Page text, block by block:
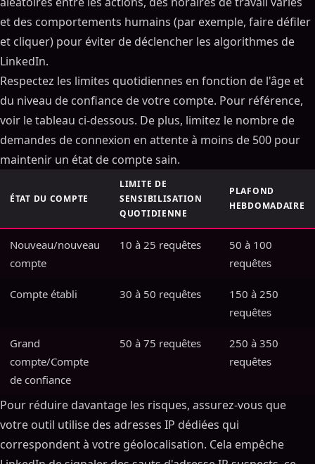
et des comportements humains (par exemple, faire défiler
et cliquer) pour éviter de déclencher les algorithmes de
LinkedIn.
Respectez les limites quotidiennes en fonction de l'âge et
du niveau de confiance de votre compte. Pour référence,
voir le tableau ci-dessous. De plus, limitez le nombre de
demandes de connexion en attente à moins de 500 pour
maintenir un état de compte sain.
ÉTAT DU COMPTE
LIMITE DE
SENSIBILISATION
QUOTIDIENNE
PLAFOND
HEBDOMADAIRE
Nouveau/nouveau
compte
10 à 25 requêtes
50 à 100
requêtes
Compte établi 30 à 50 requêtes
150 à 250
requêtes
Grand
compte/Compte
de confiance
50 à 75 requêtes
250 à 350
requêtes
Pour réduire davantage les risques, assurez-vous que
votre outil utilise des adresses IP dédiées qui
correspondent à votre géolocalisation. Cela empêche